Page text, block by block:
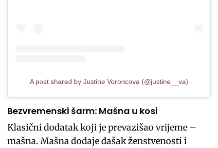
A post shared by Justine Voroncova (@justine__va)
Bezvremenski šarm: Mašna u kosi
Klasični dodatak koji je prevazišao vrijeme –
mašna. Mašna dodaje dašak ženstvenosti i